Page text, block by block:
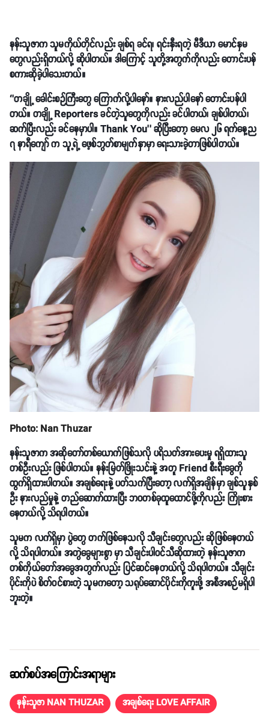
နန်းသူဇာက သူမကိုယ်တိုင်လည်း ချစ်ရ ခင်ရ၊ ရင်းနှီးရတဲ့ မီဒီယာ မောင်နှမ
တွေလည်းရှိတယ်လို့ ဆိုပါတယ်။ ဒါကြောင့် သူတို့အတွက်ကိုလည်း တောင်းပန်
စကားဆိုခဲ့ပါသေးတယ်။
‘’တချို့ ခေါင်းစဉ်ကြီးတွေ ကြောက်လို့ပါနော်။ နားလည်ပါနော် တောင်းပန်ပါ
တယ်။ တချို့ Reporters ခင်တဲ့သူတွေကိုလည်း ခင်ပါတယ်၊ ချစ်ပါတယ်၊
ဆက်ပြီးလည်း ခင်နေမှာပါ။ Thank You’’ ဆိုပြီးတော့ မေလ ၂၆ ရက်နေ့ည
၇ နာရီကျော် က သူ့ရဲ့ ဖေ့စ်ဘွတ်စာမျက်နှာမှာ ရေးသားခဲ့တာဖြစ်ပါတယ်။
Photo: Nan Thuzar
နန်းသူဇာက အဆိုတော်တစ်ယောက်ဖြစ်သလို ပရိသတ်အားပေးမှု ရရှိထားသူ
တစ်ဦးလည်း ဖြစ်ပါတယ်။ နန်းမြတ်ဖြိုးသင်းနဲ့ အတူ Friend စီးရီးခွေကို
ထွက်ရှိထားပါတယ်။ အချစ်ရေးနဲ့ ပတ်သက်ပြီးတော့ လက်ရှိအချိန်မှာ ချစ်သူနှစ်
ဦး နားလည်မှုနဲ့ တည်ဆောက်ထားပြီး ဘဝတစ်ခုထူထောင်ဖို့ကိုလည်း ကြိုးစား
နေတယ်လို့ သိရပါတယ်။
သူမက လက်ရှိမှာ ပွဲတွေ တက်ဖြစ်နေသလို သီချင်းတွေလည်း ဆိုဖြစ်နေတယ်
လို့ သိရပါတယ်။ အတွဲခွေများစွာ မှာ သီချင်းပါဝင်သီဆိုထားတဲ့ နန်းသူဇာက
တစ်ကိုယ်တော်အခွေအတွက်လည်း ပြင်ဆင်နေတယ်လို့ သိရပါတယ်။ သီချင်း
ပိုင်းကိုပဲ စိတ်ဝင်စားတဲ့ သူမကတော့ သရုပ်ဆောင်ပိုင်းကိုကူးဖို့ အစီအစဉ်မရှိပါ
ဘူးတဲ့။
ဆက်စပ်အကြောင်းအရာများ
နန်းသူဇာ NAN THUZAR အချစ်ရေး LOVE AFFAIR